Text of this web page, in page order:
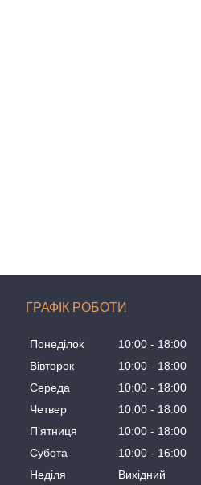
ГРАФІК РОБОТИ
Понеділок 10:00
18:00
Вівторок
10:00
18:00
Середа
10:00
18:00
Четвер
10:00
18:00
Пʼятниця
10:00
18:00
Субота
10:00
16:00
Неділя
Вихідний